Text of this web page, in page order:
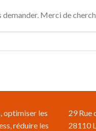
demander. Merci de
optimiser les
réduire les
29 Rue
28110